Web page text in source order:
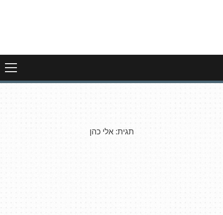
תגית:אלי כהן